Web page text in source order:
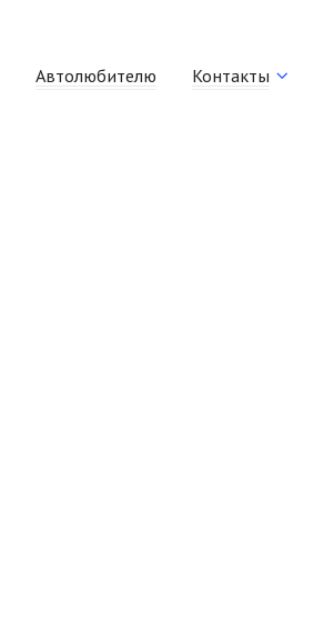
Автолюбителю Контакты